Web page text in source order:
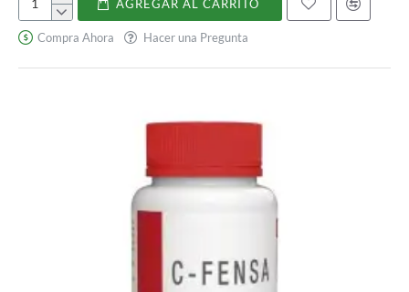
Aceite
Hígado
de
Bacalao
AGREGAR AL CARRITO
Compra Ahora Hacer una Pregunta